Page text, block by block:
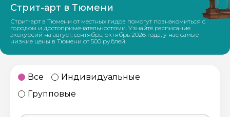
Стрит-арт в Тюмени
Стрит-арт в Тюмени от местных гидов помогут познакомиться с
городом и достопримечательностями. Узнайте расписание
экскурсий на август, сентябрь, октябрь 2026 года, у нас самые
низкие цены в Тюмени от 500 рублей.
Все
Индивидуальные
Групповые